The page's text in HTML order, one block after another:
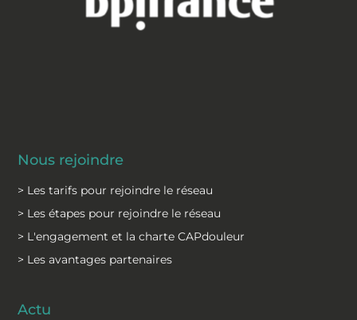
Nous rejoindre
> Les tarifs pour rejoindre le réseau
> Les étapes pour rejoindre le réseau
> L'engagement et la charte CAPdouleur
> Les avantages partenaires
Actu